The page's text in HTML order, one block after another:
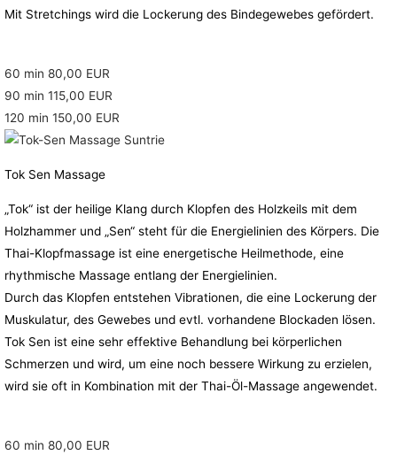
Mit Stretchings wird die Lockerung des Bindegewebes gefördert.
60 min 80,00 EUR
90 min 115,00 EUR
120 min 150,00 EUR
Tok Sen Massage
„Tok“ ist der heilige Klang durch Klopfen des Holzkeils mit dem
Holzhammer und „Sen“ steht für die Energielinien des Körpers. Die
Thai-Klopfmassage ist eine energetische Heilmethode, eine
rhythmische Massage entlang der Energielinien.
Durch das Klopfen entstehen Vibrationen, die eine Lockerung der
Muskulatur, des Gewebes und evtl. vorhandene Blockaden lösen.
Tok Sen ist eine sehr effektive Behandlung bei körperlichen
Schmerzen und wird, um eine noch bessere Wirkung zu erzielen,
wird sie oft in Kombination mit der Thai-Öl-Massage angewendet.
60 min 80,00 EUR